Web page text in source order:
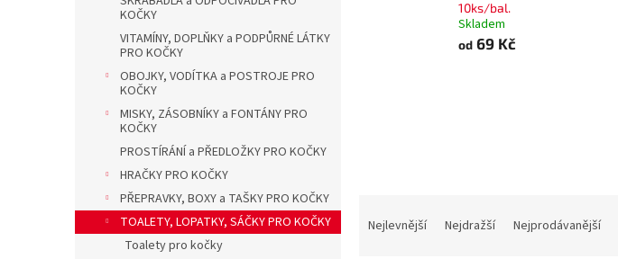
KOČKY
VITAMÍNY, DOPLŇKY a PODPŮRNÉ LÁTKY
PRO KOČKY
OBOJKY, VODÍTKA a POSTROJE PRO
KOČKY
MISKY, ZÁSOBNÍKY a FONTÁNY PRO
KOČKY
PROSTÍRÁNÍ a PŘEDLOŽKY PRO KOČKY
HRAČKY PRO KOČKY
PŘEPRAVKY, BOXY a TAŠKY PRO KOČKY
TOALETY, LOPATKY, SÁČKY PRO KOČKY
Toalety pro kočky
10ks/bal.
Skladem
od 69 Kč
Nejlevnější Nejdražší Nejprodávanější